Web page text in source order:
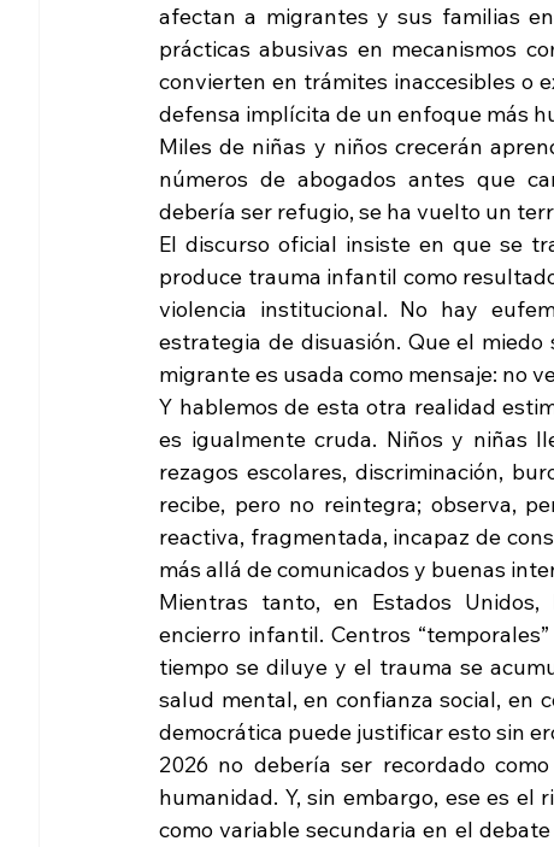
afectan a migrantes y sus familias
prácticas abusivas en mecanismos
convierten en trámites inaccesibles o
defensa implícita de un enfoque más
Miles de niñas y niños crecerán
números de abogados antes que
debería ser refugio, se ha vuelto un
El discurso oficial insiste en que se
produce trauma infantil como
violencia institucional. No hay
estrategia de disuasión. Que el
migrante es usada como mensaje: no
Y hablemos de esta otra realidad
es igualmente cruda. Niños y niñas
rezagos escolares, discriminación,
recibe, pero no reintegra; observa,
reactiva, fragmentada, incapaz de
más allá de comunicados y buenas
Mientras tanto, en Estados
encierro infantil. Centros
tiempo se diluye y el trauma se
salud mental, en confianza social, en
democrática puede justificar esto sin
2026 no debería ser recordado
humanidad. Y, sin embargo, ese es
como variable secundaria en el